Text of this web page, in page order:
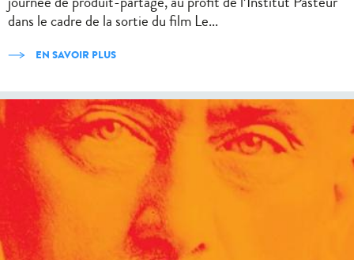
dans le cadre de la sortie du film Le...
EN SAVOIR PLUS